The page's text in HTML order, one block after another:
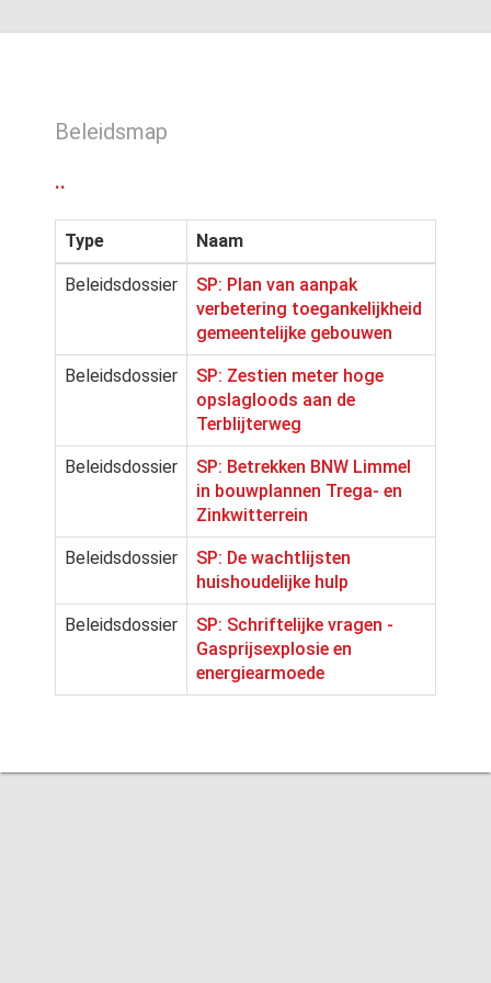
Beleidsmap
..
Type Naam
Beleidsdossier
SP: Plan van aanpak
verbetering toegankelijkheid
gemeentelijke gebouwen
Beleidsdossier
SP: Zestien meter hoge
opslagloods aan de
Terblijterweg
Beleidsdossier
SP: Betrekken BNW Limmel
in bouwplannen Trega- en
Zinkwitterrein
Beleidsdossier
SP: De wachtlijsten
huishoudelijke hulp
Beleidsdossier
SP: Schriftelijke vragen -
Gasprijsexplosie en
energiearmoede